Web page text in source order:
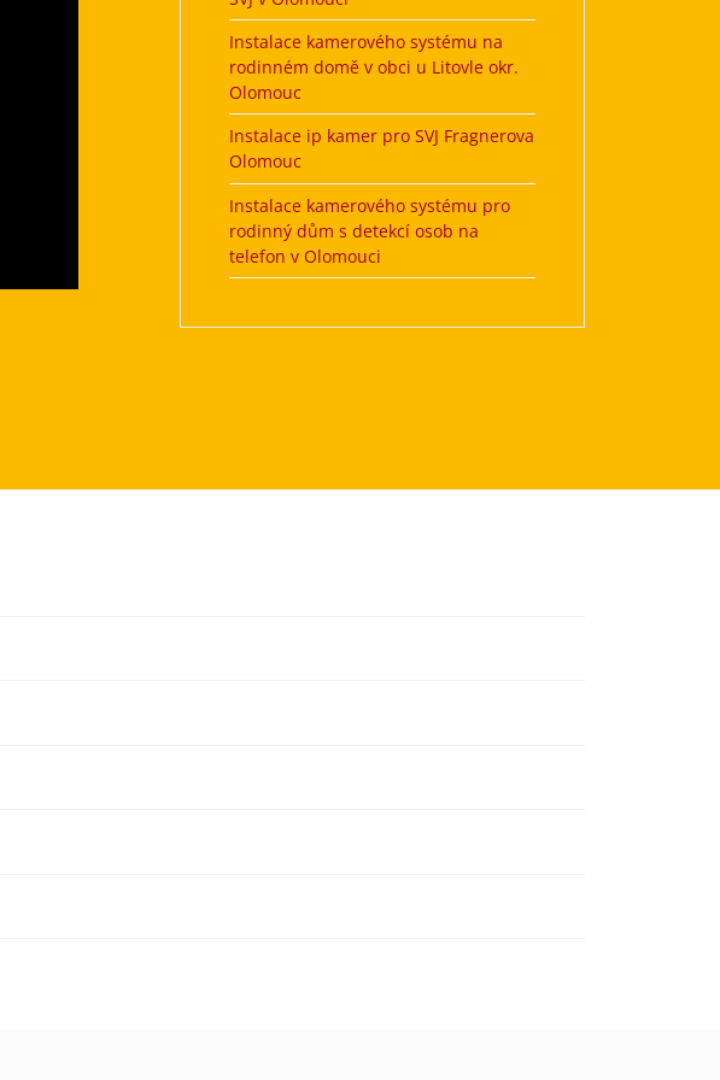
Instalace kamerového systému na
rodinném domě v obci u Litovle okr.
Olomouc
Instalace ip kamer pro SVJ Fragnerova
Olomouc
Instalace kamerového systému pro
rodinný dům s detekcí osob na
telefon v Olomouci